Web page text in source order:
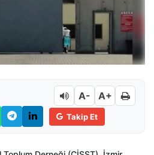
A- A+
Takip Et